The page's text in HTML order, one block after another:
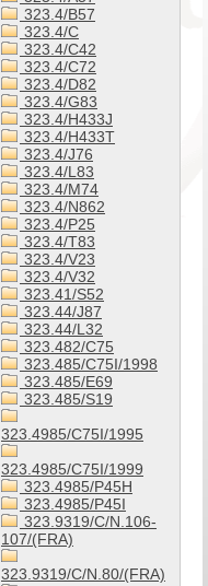
323.4/B57
323.4/C
323.4/C42
323.4/C72
323.4/D82
323.4/G83
323.4/H433J
323.4/H433T
323.4/J76
323.4/L83
323.4/M74
323.4/N862
323.4/P25
323.4/T83
323.4/V23
323.4/V32
323.41/S52
323.44/J87
323.44/L32
323.482/C75
323.485/C75I/1998
323.485/E69
323.485/S19
323.4985/C75I/1995
323.4985/C75I/1999
323.4985/P45H
323.4985/P45I
323.9319/C/N.106-
107/(FRA)
323.9319/C/N.80/(FRA)